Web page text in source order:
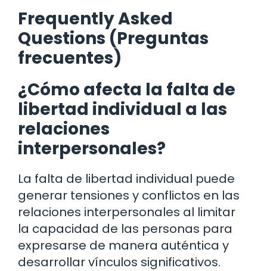
Frequently Asked
Questions (Preguntas
frecuentes)
¿Cómo afecta la falta de
libertad individual a las
relaciones
interpersonales?
La falta de libertad individual puede
generar tensiones y conflictos en las
relaciones interpersonales al limitar
la capacidad de las personas para
expresarse de manera auténtica y
desarrollar vínculos significativos.